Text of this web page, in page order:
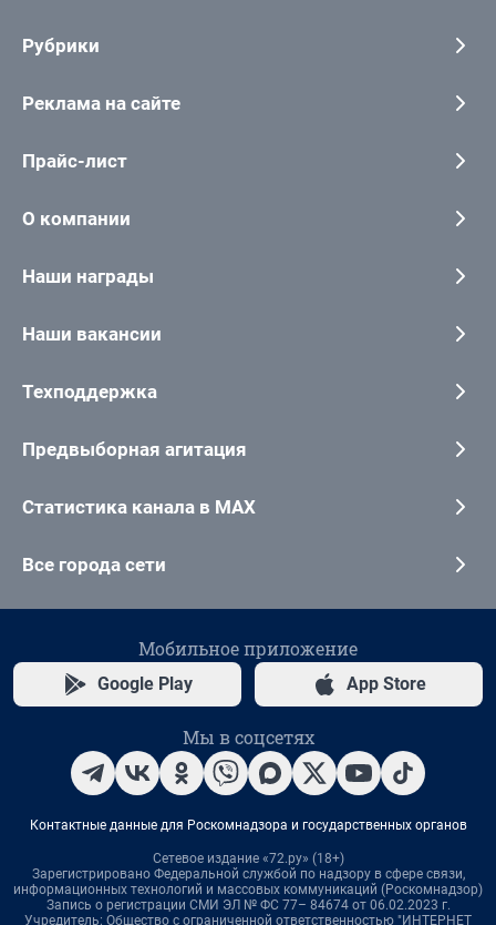
Рубрики
Реклама на сайте
Прайс-лист
О компании
Наши награды
Наши вакансии
Техподдержка
Предвыборная агитация
Статистика канала в MAX
Все города сети
Мобильное приложение
Google Play App Store
Мы в соцсетях
Контактные данные для Роскомнадзора и государственных органов
Сетевое издание «72.ру» (18+)
Зарегистрировано Федеральной службой по надзору в сфере связи,
информационных технологий и массовых коммуникаций (Роскомнадзор)
Запись о регистрации СМИ ЭЛ № ФС 77– 84674 от 06.02.2023 г.
Учредитель: Общество с ограниченной ответственностью "ИНТЕРНЕТ